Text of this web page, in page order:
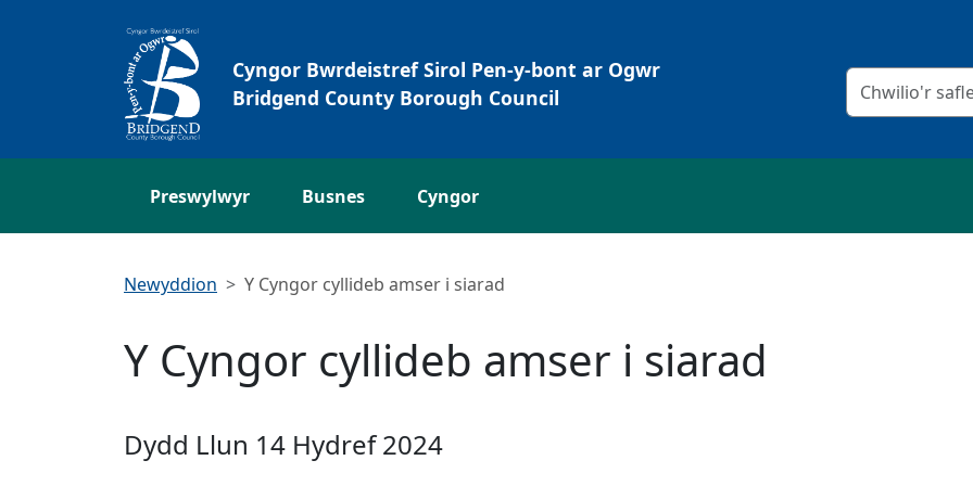
Cyngor Bwrdeistref Sirol Pen-y-bont ar Ogwr
Bridgend County Borough Council
Meini prawf
Preswylwyr Busnes Cyngor
Newyddion Y Cyngor cyllideb amser i siarad
Y Cyngor cyllideb amser i siarad
Dydd Llun 14 Hydref 2024